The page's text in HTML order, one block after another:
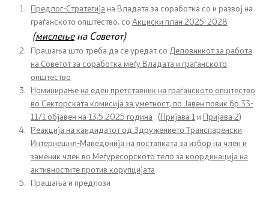
Документи
Совет
За советот
Документи
Записници и дневни редови од седниците на
Советот
Предлог-Стратегија на Владата за соработка со и развој на
граѓанското општество, со Акциски план 2025-2028
(мислењена Советот)
Прашања што треба да се уредат со Деловникот за работа
на Советот за соработка меѓу Владата и граѓанското
општество
Номинирање на еден претставник на граѓанското општество
во Секторската комисија за уметност, по Јавен повик бр.33-
11/1 објавен на 13.5.2025 година (Пријава 1и Пријава 2)
Реакција на кандидатот од Здружението Транспаренски
Интернешнл-Македонија на постапката за избор на член и
заменик член во Меѓуресорското тело за координација на
активностите против корупцијата
Прашања и предлози